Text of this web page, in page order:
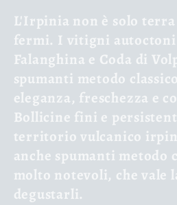
L'Irpinia non è solo
fermi. I vitigni autoctoni
Falanghina e Coda di
spumanti metodo classico
eleganza, freschezza e
Bollicine fini e
territorio vulcanico
anche spumanti metodo
molto notevoli, che vale
degustarli.